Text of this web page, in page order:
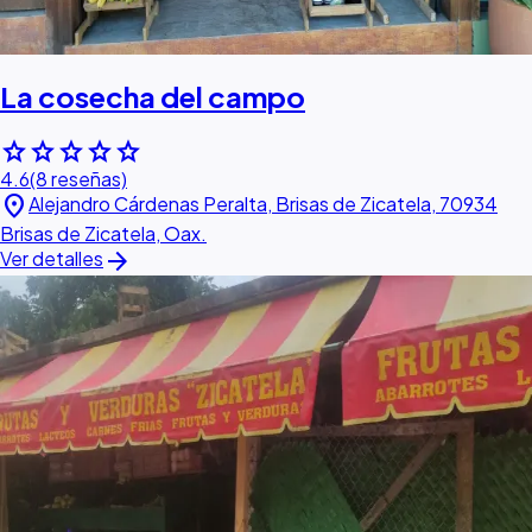
La cosecha del campo
starstarstarstarstar
4.6(8 reseñas)
location_onAlejandro Cárdenas Peralta, Brisas de Zicatela, 70934
Brisas de Zicatela, Oax.
Ver detalles arrow_forward